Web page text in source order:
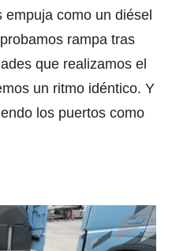
como un diésel
rampa tras
que realizamos el
un ritmo idéntico. Y
los puertos como